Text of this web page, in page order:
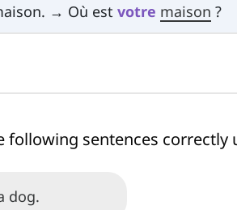
→ Où est votre maison ?
following sentences correctly
dog.